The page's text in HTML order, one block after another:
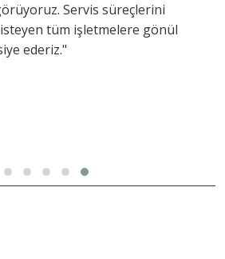
Servis süreçlerini
tüm işletmelere gönül
ederiz."